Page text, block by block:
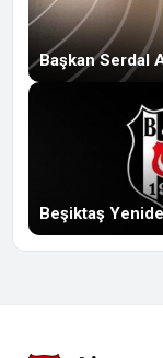
Başkan Serdal
Beşiktaş